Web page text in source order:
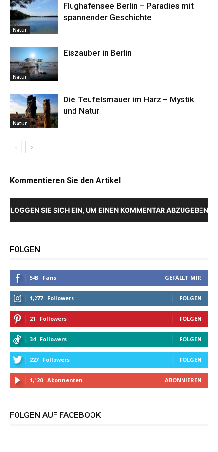
Natur
Flughafensee Berlin – Paradies mit
spannender Geschichte
Natur
Eiszauber in Berlin
Natur
Die Teufelsmauer im Harz – Mystik
und Natur
Kommentieren Sie den Artikel
LOGGEN SIE SICH EIN, UM EINEN KOMMENTAR ABZUGEBEN
FOLGEN
543 Fans GEFÄLLT MIR
1,277 Followers FOLGEN
21 Followers FOLGEN
34 Followers FOLGEN
227 Followers FOLGEN
1,120 Abonnenten ABONNIEREN
FOLGEN AUF FACEBOOK